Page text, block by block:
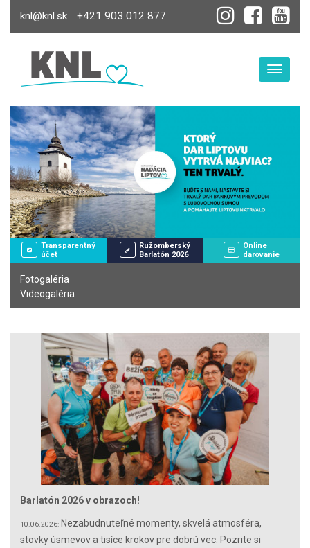
knl@knl.sk +421 903 012 877
Transparentný
účet
Ružomberský
Barlatón 2026
Online
darovanie
Fotogaléria
Videogaléria
Barlatón 2026 v obrazoch!
10.06.2026: Nezabudnuteľné momenty, skvelá atmosféra,
stovky úsmevov a tisíce krokov pre dobrú vec. Pozrite si